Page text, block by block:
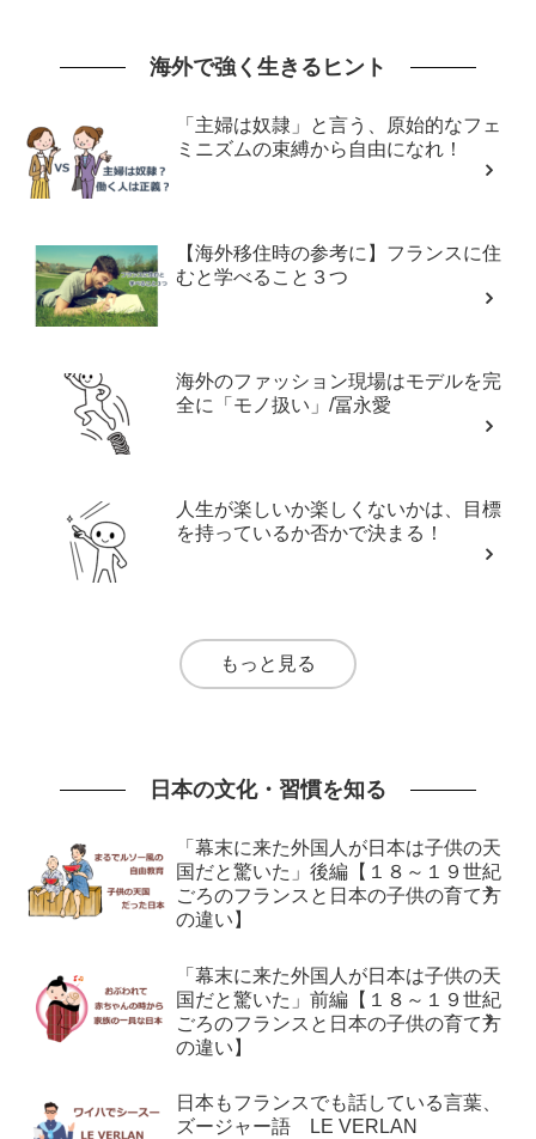
海外で強く生きるヒント
「主婦は奴隷」と言う、原始的なフェ
ミニズムの束縛から自由になれ！
【海外移住時の参考に】フランスに住
むと学べること３つ
海外のファッション現場はモデルを完
全に「モノ扱い」/冨永愛
人生が楽しいか楽しくないかは、目標
を持っているか否かで決まる！
もっと見る
日本の文化・習慣を知る
「幕末に来た外国人が日本は子供の天
国だと驚いた」後編【１８～１９世紀
ごろのフランスと日本の子供の育て方
の違い】
「幕末に来た外国人が日本は子供の天
国だと驚いた」前編【１８～１９世紀
ごろのフランスと日本の子供の育て方
の違い】
日本もフランスでも話している言葉、
ズージャー語 LE VERLAN